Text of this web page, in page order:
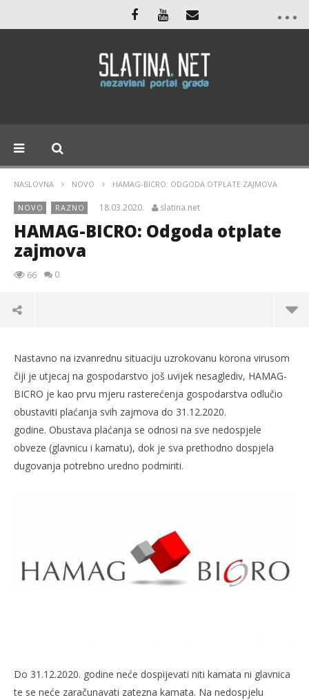
NASLOVNA NOVO HAMAG-BICRO: ODGODA OTPLATE ZAJMOVA
NOVO RAZNO 18.03.2020. slatina.net
HAMAG-BICRO: Odgoda otplate
zajmova
66 0
HAMAG-BICRO: Odgoda otplate zajmova
18.03.2020.
slatina.net
Nastavno na izvanrednu situaciju uzrokovanu korona virusom
čiji je utjecaj na gospodarstvo još uvijek nesaglediv, HAMAG-
BICRO je kao prvu mjeru rasterećenja gospodarstva odlučio
obustaviti plaćanja svih zajmova do 31.12.2020.
godine. Obustava plaćanja se odnosi na sve nedospjele
obveze (glavnicu i kamatu), dok je sva prethodno dospjela
dugovanja potrebno uredno podmiriti.
Do 31.12.2020. godine neće dospijevati niti kamata ni glavnica
te se neće zaračunavati zatezna kamata. Na nedospjelu